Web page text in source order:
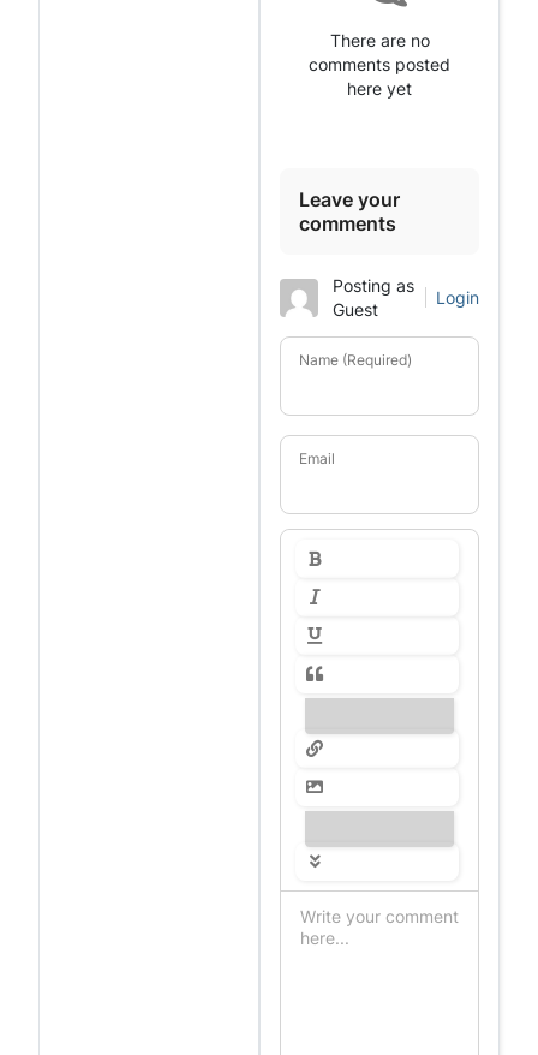
There are no
comments posted
here yet
Leave your
comments
Posting as
Guest
Login
Name (Required)
Email